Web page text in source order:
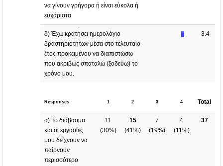
να γίνουν γρήγορα ή είναι εύκολα ή
ευχάριστα
δ) Έχω κρατήσει ημερολόγιο
δραστηριοτήτων μέσα στο τελευταίο
έτος προκειμένου να διαπιστώσω
που ακριβώς σπαταλώ (ξοδεύω) το
χρόνο μου.
3.4
Responses 1 2 3 4 Total
α) Το διάβασμα
και οι εργασίες
μου δείχνουν να
παίρνουν
περισσότερο
11
(30%)
15
(41%)
7
(19%)
4
(11%)
37